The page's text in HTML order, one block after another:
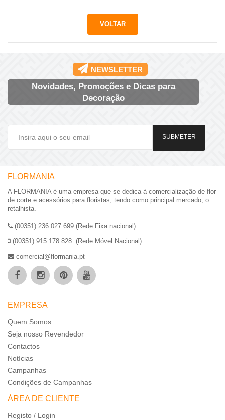
NEWSLETTER
Novidades, Promoções e Dicas para
Decoração
SUBMETER
FLORMANIA
A FLORMANIA é uma empresa que se dedica à comercialização de flor
de corte e acessórios para floristas, tendo como principal mercado, o
retalhista.
(00351) 236 027 699 (Rede Fixa nacional)
(00351) 915 178 828. (Rede Móvel Nacional)
comercial@flormania.pt
EMPRESA
Quem Somos
Seja nosso Revendedor
Contactos
Notícias
Campanhas
Condições de Campanhas
ÁREA DE CLIENTE
Registo / Login